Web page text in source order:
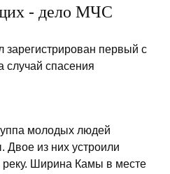
- дело МЧС
первый с
случай спасения
молодых людей
Двое из них устроили
реку. Ширина Камы в месте